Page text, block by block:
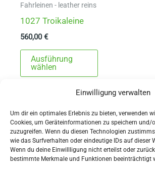
Einwilligung verwalten
Um dir ein optimales Erlebnis zu bieten, verwenden
Cookies, um Geräteinformationen zu speichern und/
zuzugreifen. Wenn du diesen Technologien
wie das Surfverhalten oder eindeutige IDs auf dieser
Wenn du deine Einwillligung nicht erteilst oder
bestimmte Merkmale und Funktionen beeinträchtigt
Fahrleinen - leather reins
1027 Troikaleine
560,00€
Ausführung
wählen
Dieses
mehrere
Varianten
auf.
Die
Optionen
AGBs